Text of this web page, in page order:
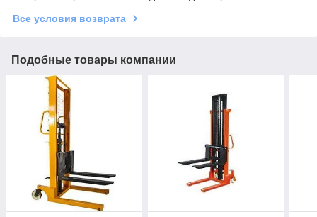
Все условия возврата
Подобные товары компании